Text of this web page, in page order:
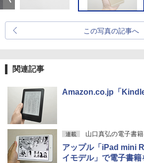
この写真の記事へ
関連記事
Amazon.co.jp「
連載 山口真弘の電子書
アップル「iPad mini
イモデル」で電子書籍